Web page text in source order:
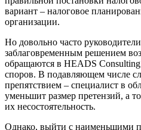
вариант – налоговое
организации.
Но довольно часто
заблаговременным решением
обращаются в HEADS
споров. В подавляющем числе
препятствием – специалист в
уменьшит размер претензий, а
их несостоятельность.
Однако, выйти с наименьшими